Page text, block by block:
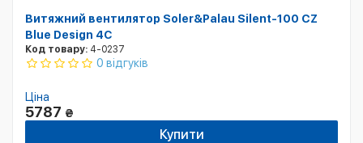
Витяжний вентилятор Soler&Palau Silent-100 CZ
Blue Design 4С
Код товару: 4-0237
0 відгуків
Ціна
5787 ₴
Купити